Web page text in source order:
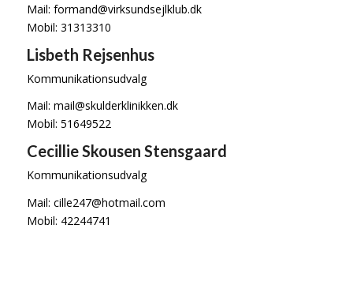
Mail: formand@virksundsejlklub.dk
Mobil: 31313310
Lisbeth Rejsenhus
Kommunikationsudvalg
Mail: mail@skulderklinikken.dk
Mobil: 51649522
Cecillie Skousen Stensgaard
Kommunikationsudvalg
Mail: cille247@hotmail.com
Mobil: 42244741